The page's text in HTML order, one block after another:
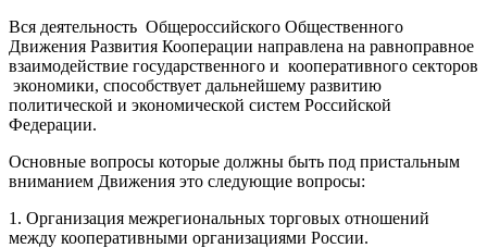
Вся деятельность Общероссийского Общественного
Движения Развития Кооперации направлена на равноправное
взаимодействие государственного и кооперативного секторов
экономики, способствует дальнейшему развитию
политической и экономической систем Российской
Федерации.
Основные вопросы которые должны быть под пристальным
вниманием Движения это следующие вопросы:
1. Организация межрегиональных торговых отношений
между кооперативными организациями России.